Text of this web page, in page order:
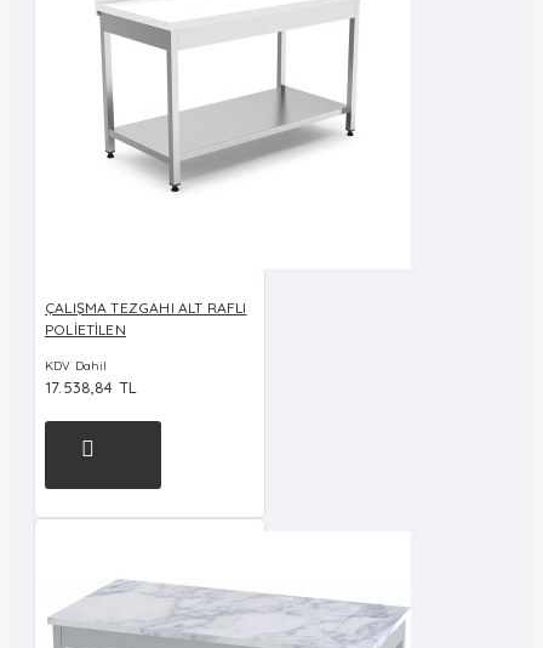
ÇALIŞMA TEZGAHI ALT RAFLI
POLİETİLEN
KDV Dahil
17.538,84 TL